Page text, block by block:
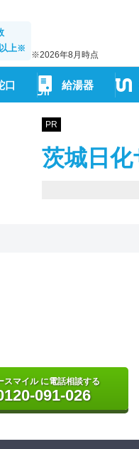
上※
※2026年8月時点
口 給湯器
PR
茨城日
スマイル に電話相談する
091-026